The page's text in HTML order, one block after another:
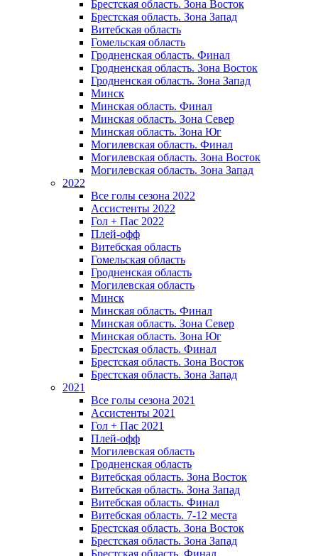
Брестская область. Зона Восток
Брестская область. Зона Запад
Витебская область
Гомельская область
Гродненская область. Финал
Гродненская область. Зона Восток
Гродненская область. Зона Запад
Минск
Минская область. Финал
Минская область. Зона Север
Минская область. Зона Юг
Могилевская область. Финал
Могилевская область. Зона Восток
Могилевская область. Зона Запад
2022
Все голы сезона 2022
Ассистенты 2022
Гол + Пас 2022
Плей-офф
Витебская область
Гомельская область
Гродненская область
Могилевская область
Минск
Mинская область. Финал
Минская область. Зона Север
Минская область. Зона Юг
Брестская область. Финал
Брестская область. Зона Восток
Брестская область. Зона Запад
2021
Все голы сезона 2021
Ассистенты 2021
Гол + Пас 2021
Плей-офф
Могилевская область
Гродненская область
Витебская область. Зона Восток
Витебская область. Зона Запад
Витебская область. Финал
Витебская область. 7-12 места
Брестская область. Зона Восток
Брестская область. Зона Запад
Брестская область. Финал